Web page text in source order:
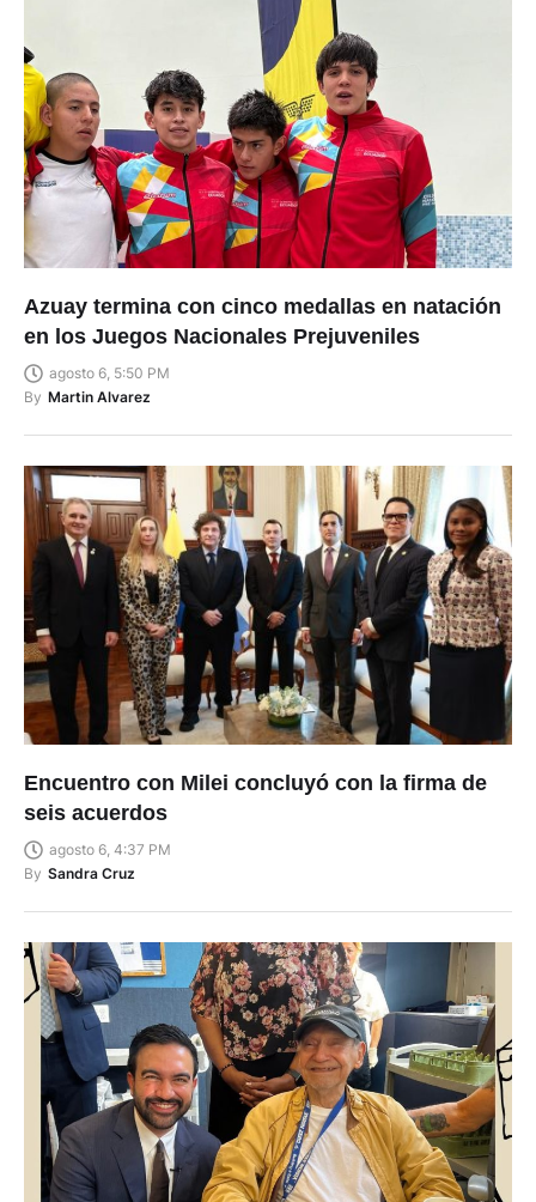
Azuay termina con cinco medallas en natación
en los Juegos Nacionales Prejuveniles
agosto 6, 5:50 PM
By Martin Alvarez
Encuentro con Milei concluyó con la firma de
seis acuerdos
agosto 6, 4:37 PM
By Sandra Cruz